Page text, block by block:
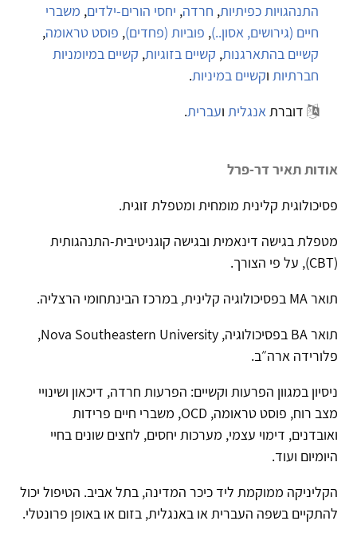
התנהגויות כפיתיות, חרדה, יחסי הורים-ילדים, משברי
חיים (גירושים, אסון..), פוביות (פחדים), פוסט טראומה,
קשיים בהתארגנות, קשיים בזוגיות, קשיים במיומניות
חברתיות וקשיים במיניות.
דוברתאנגלית ועברית.
אודות תאיר דר-פרל
פסיכולוגית קלינית מומחית ומטפלת זוגית.
מטפלת בגישה דינאמית ובגישה קוגניטיבית-התנהגותית
(
CBT), על פי הצורך.
תואר MA בפסיכולוגיה קלינית, במרכז הבינתחומי הרצליה.
תואר BA בפסיכולוגיה, Nova Southeastern University,
פלורידה ארה״ב.
ניסיון במגוון הפרעות וקשיים: הפרעות חרדה, דיכאון ושינויי
מצב רוח, פוסט טראומה, OCD, משברי חיים פרידות
ואובדנים, דימוי עצמי, מערכות יחסים, לחצים שונים בחיי
היומיום ועוד.
הקליניקה ממוקמת ליד כיכר המדינה, בתל אביב. הטיפול יכול
להתקיים בשפה העברית או באנגלית, בזום או באופן פרונטלי.